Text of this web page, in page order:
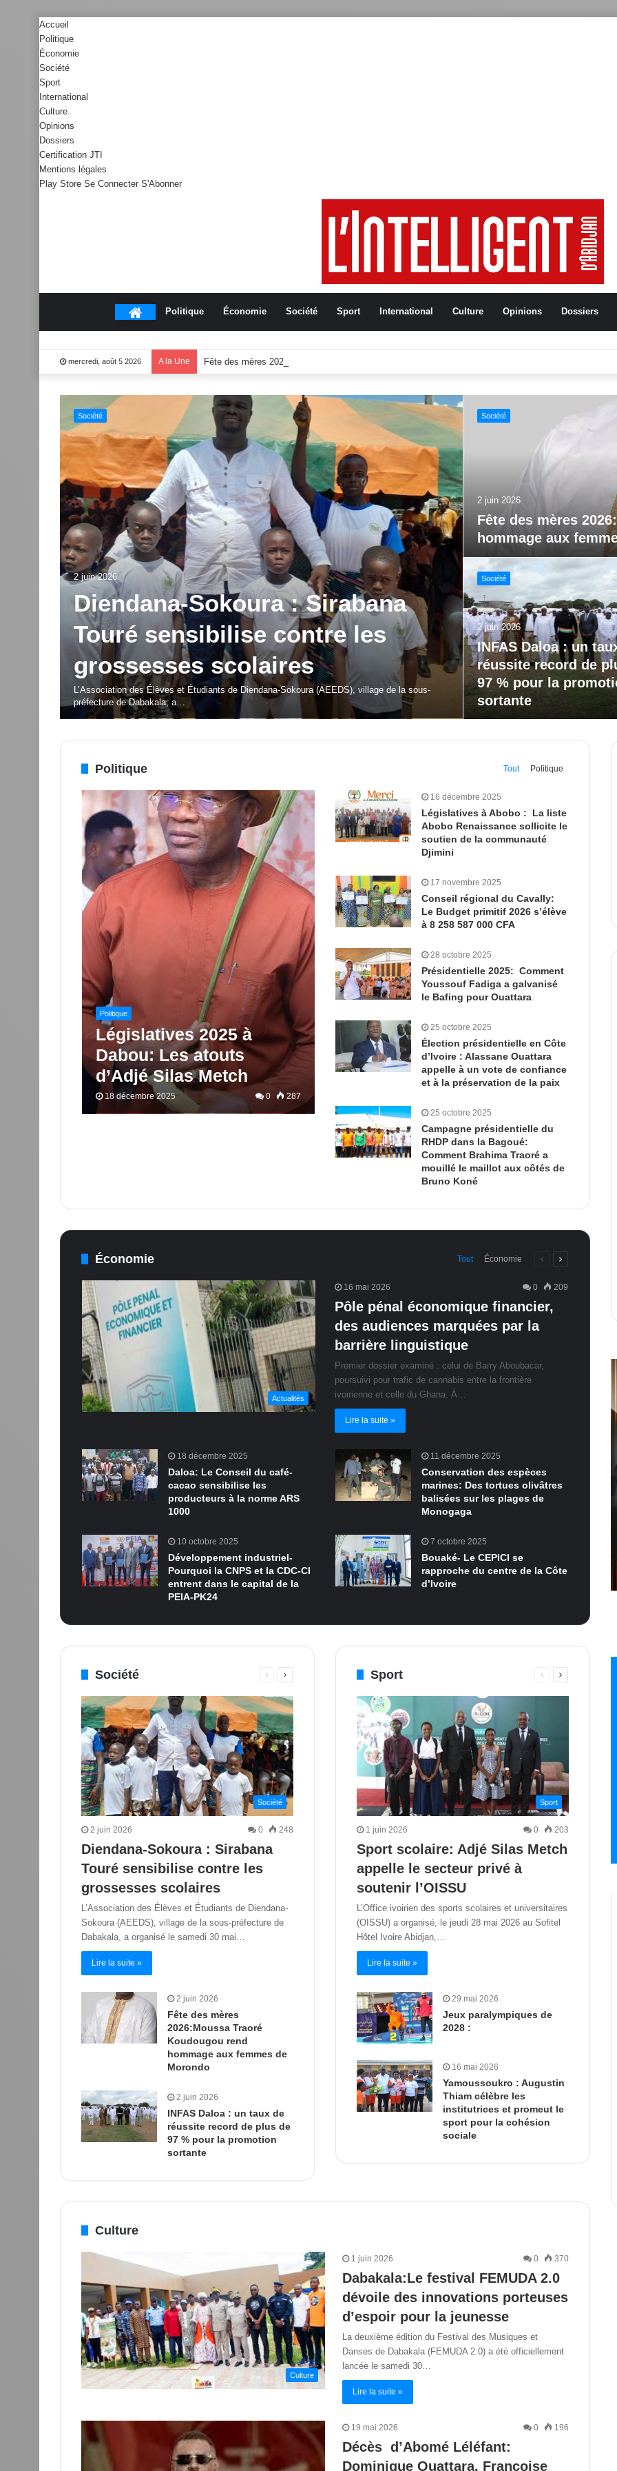
Accueil
Politique
Économie
Société
Sport
International
Culture
Opinions
Dossiers
Certification JTI
Mentions légales
Play Store Se Connecter S'Abonner
AccueilPolitique Économie Société Sport International Culture Opinions Dossiers
mercredi, août 5 2026 A la Une Fête des mères 2026:Moussa Traoré Koudougou rend hommage aux femmes de Morondo
Culture
1 juin 2026
Dabakala:Le festival FEMUDA
2.0 dévoile des innovations
porteuses d’espoir pour la
jeunesse
La deuxième édition du Festival des Musiques et Danses de Dabakala (FEMUDA 2.0) a été…
Sport
29 mai 2026
Jeux paralympiques
Société
20 mai 2026
Bodokro : 30 élèves
célébrés à la
l’Excellence du
moderne
Politique Tout Politique
Politique
Législatives 2025 à
Dabou: Les atouts
d’Adjé Silas Metch
18 décembre 2025 0 287
16 décembre 2025
Législatives à Abobo : La liste
Abobo Renaissance sollicite le
soutien de la communauté
Djimini
17 novembre 2025
Conseil régional du Cavally:
Le Budget primitif 2026 s’élève
à 8 258 587 000 CFA
28 octobre 2025
Présidentielle 2025: Comment
Youssouf Fadiga a galvanisé
le Bafing pour Ouattara
25 octobre 2025
Élection présidentielle en Côte
d’Ivoire : Alassane Ouattara
appelle à un vote de confiance
et à la préservation de la paix
25 octobre 2025
Campagne présidentielle du
RHDP dans la Bagoué:
Comment Brahima Traoré a
mouillé le maillot aux côtés de
Bruno Koné
Économie Tout Économie
PagePage
Actualités
16 mai 2026 0 209
Pôle pénal économique financier,
des audiences marquées par la
barrière linguistique
Premier dossier examiné : celui de Barry Aboubacar,
poursuivi pour trafic de cannabis entre la frontière
ivoirienne et celle du Ghana. À…
Lire la suite »
18 décembre 2025
Daloa: Le Conseil du café-
cacao sensibilise les
producteurs à la norme ARS
1000
11 décembre 2025
Conservation des espèces
marines: Des tortues olivâtres
balisées sur les plages de
Monogaga
10 octobre 2025
Développement industriel-
Pourquoi la CNPS et la CDC-CI
entrent dans le capital de la
PEIA-PK24
7 octobre 2025
Bouaké- Le CEPICI se
rapproche du centre de la Côte
d’Ivoire
Société
PagePage
Société
2 juin 2026 0 248
Diendana-Sokoura : Sirabana
Touré sensibilise contre les
grossesses scolaires
L’Association des Élèves et Étudiants de Diendana-
Sokoura (AEEDS), village de la sous-préfecture de
Dabakala, a organisé le samedi 30 mai…
Lire la suite »
2 juin 2026
Fête des mères
2026:Moussa Traoré
Koudougou rend
hommage aux femmes de
Morondo
2 juin 2026
INFAS Daloa : un taux de
réussite record de plus de
97 % pour la promotion
sortante
Sport
PagePage
Sport
1 juin 2026 0 203
Sport scolaire: Adjé Silas Metch
appelle le secteur privé à
soutenir l’OISSU
L’Office ivoirien des sports scolaires et universitaires
(OISSU) a organisé, le jeudi 28 mai 2026 au Sofitel
Hôtel Ivoire Abidjan,…
Lire la suite »
29 mai 2026
Jeux paralympiques de
2028 :
16 mai 2026
Yamoussoukro : Augustin
Thiam célèbre les
institutrices et promeut le
sport pour la cohésion
sociale
Culture
Culture
1 juin 2026 0 370
Dabakala:Le festival FEMUDA 2.0
dévoile des innovations porteuses
d’espoir pour la jeunesse
La deuxième édition du Festival des Musiques et
Danses de Dabakala (FEMUDA 2.0) a été officiellement
lancée le samedi 30…
Lire la suite »
19 mai 2026 0 196
Décès d’Abomé Léléfant:
Dominique Ouattara, Françoise